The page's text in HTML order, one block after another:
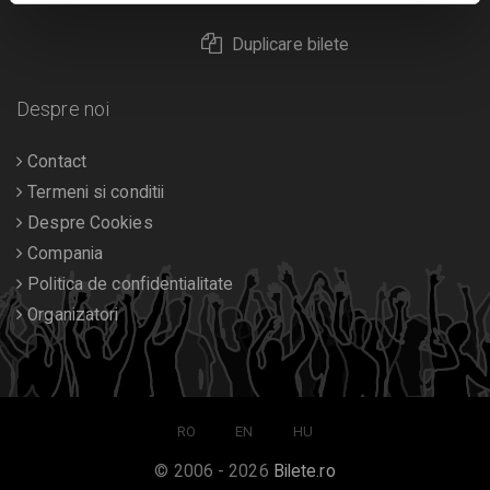
Duplicare bilete
Despre noi
Contact
Termeni si conditii
Despre Cookies
Compania
Politica de confidentialitate
Organizatori
RO EN HU
© 2006 - 2026 Bilete.ro